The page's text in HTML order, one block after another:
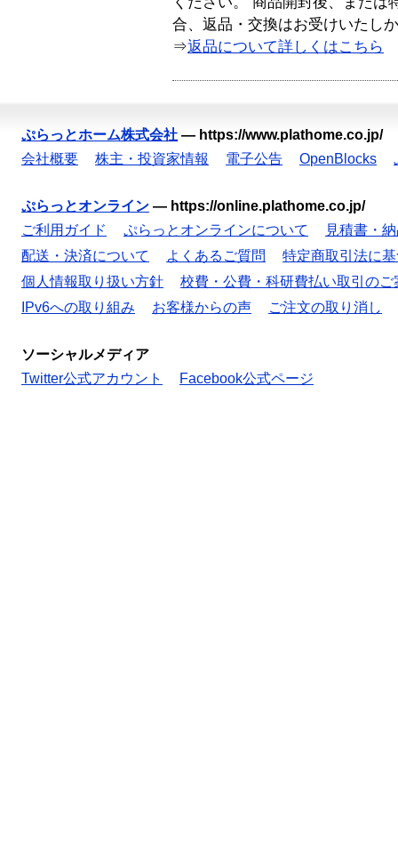
合、返品・交換はお受けいたし
⇒返品について詳しくはこちら
ぷらっとホーム株式会社 — https://www.plathome.co.jp/
会社概要
株主・投資家情報 電子公告 OpenBlocks
ぷらっとオンライン — https://online.plathome.co.jp/
ご利用ガイド
ぷらっとオンラインについて
見積書・
配送・決済について
よくあるご質問
特定商取引法に
個人情報取り扱い方針
校費・公費・科研費払い取引のご
IPv6への取り組み
お客様からの声 ご注文の取り消し
ソーシャルメディア
Twitter公式アカウント
Facebook公式ページ